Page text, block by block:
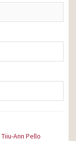
Tiiu-Ann Pello